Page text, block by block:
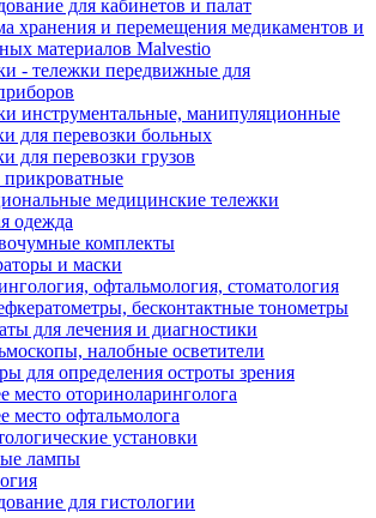
для кабинетов и палат
хранения и перемещения медикаментов и
материалов Malvestio
- тележки передвижные для
инструментальные, манипуляционные
для перевозки больных
для перевозки грузов
медицинские тележки
одежда
комплекты
и маски
офтальмология, стоматология
бесконтактные тонометры
для лечения и диагностики
налобные осветители
для определения остроты зрения
место оториноларинголога
место офтальмолога
установки
лампы
для гистологии